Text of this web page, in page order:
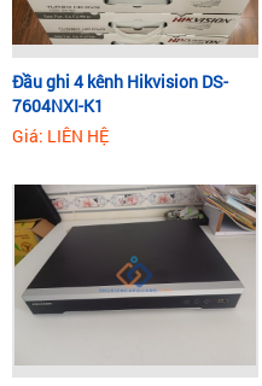
Đầu ghi 4 kênh Hikvision DS-
7604NXI-K1
Giá: LIÊN HỆ